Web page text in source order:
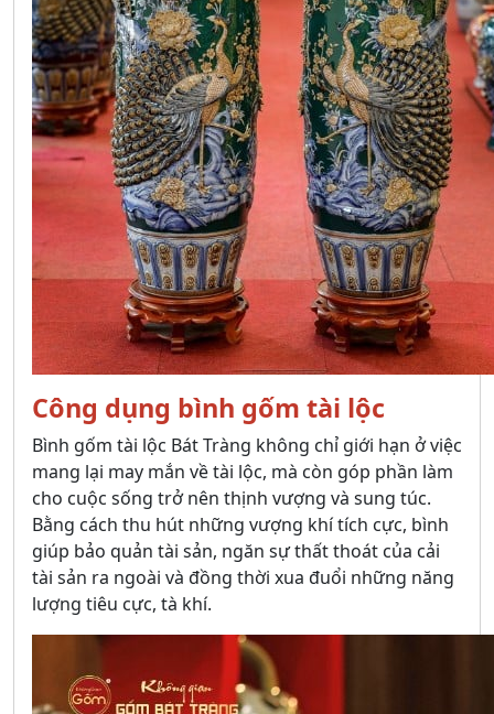
Công dụng bình gốm tài lộc
Bình gốm tài lộc Bát Tràng không chỉ giới hạn ở việc
mang lại may mắn về tài lộc, mà còn góp phần làm
cho cuộc sống trở nên thịnh vượng và sung túc.
Bằng cách thu hút những vượng khí tích cực, bình
giúp bảo quản tài sản, ngăn sự thất thoát của cải
tài sản ra ngoài và đồng thời xua đuổi những năng
lượng tiêu cực, tà khí.